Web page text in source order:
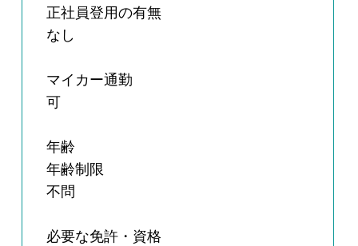
正社員登用の有無
なし
マイカー通勤
可
年齢
年齢制限
不問
必要な免許・資格